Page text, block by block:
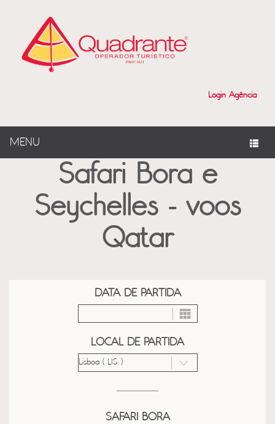
Login Agência
MENU
Safari Bora e
Seychelles - voos
Qatar
DATA DE PARTIDA
LOCAL DE PARTIDA
SAFARI BORA